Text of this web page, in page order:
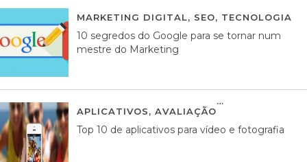
MARKETING DIGITAL, SEO, TECNOLOGIA
10 segredos do Google para se tornar num
mestre do Marketing
APLICATIVOS, AVALIAÇÃO
Top 10 de aplicativos para vídeo e fotografia